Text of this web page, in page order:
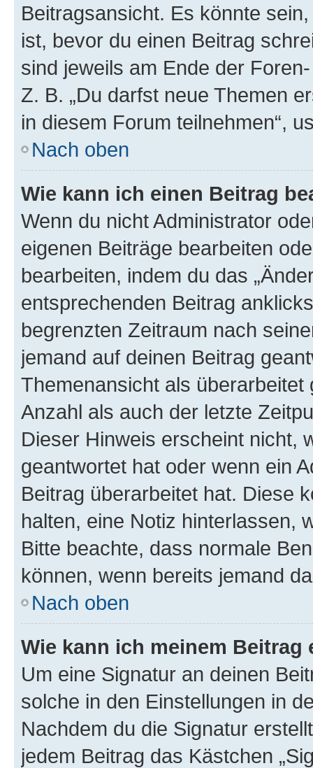
Beitragsansicht. Es könnte
ist, bevor du einen Beitrag
sind jeweils am Ende der
Z. B. „Du darfst neue Themen
in diesem Forum teilnehmen“,
Nach oben
Wie kann ich einen Beitrag
Wenn du nicht Administrator
eigenen Beiträge bearbeiten
bearbeiten, indem du das
entsprechenden Beitrag
begrenzten Zeitraum nach
jemand auf deinen Beitrag
Themenansicht als
Anzahl als auch der letzte
Dieser Hinweis erscheint nicht,
geantwortet hat oder wenn ein
Beitrag überarbeitet hat. Diese
halten, eine Notiz hinterlassen,
Bitte beachte, dass normale
können, wenn bereits jemand
Nach oben
Wie kann ich meinem
Um eine Signatur an deinen
solche in den Einstellungen in
Nachdem du die Signatur
jedem Beitrag das Kästchen